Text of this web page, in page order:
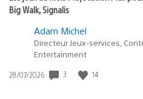
Big Walk, Signalis
Adam Michel
Directeur Jeux-services,
Entertainment
Date
28/07/2026 3 14